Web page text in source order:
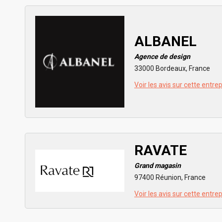
ALBANEL
Agence de design
33000 Bordeaux, France
Voir les avis sur cette
RAVATE
Grand magasin
97400 Réunion, France
Voir les avis sur cette